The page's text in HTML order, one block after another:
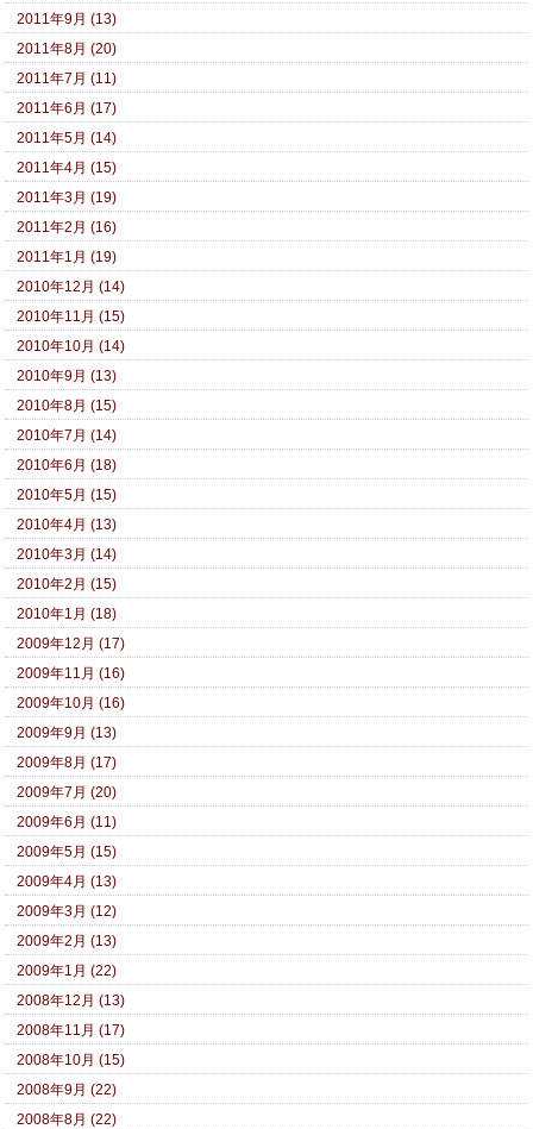
2011年9月 (13)
2011年8月 (20)
2011年7月 (11)
2011年6月 (17)
2011年5月 (14)
2011年4月 (15)
2011年3月 (19)
2011年2月 (16)
2011年1月 (19)
2010年12月 (14)
2010年11月 (15)
2010年10月 (14)
2010年9月 (13)
2010年8月 (15)
2010年7月 (14)
2010年6月 (18)
2010年5月 (15)
2010年4月 (13)
2010年3月 (14)
2010年2月 (15)
2010年1月 (18)
2009年12月 (17)
2009年11月 (16)
2009年10月 (16)
2009年9月 (13)
2009年8月 (17)
2009年7月 (20)
2009年6月 (11)
2009年5月 (15)
2009年4月 (13)
2009年3月 (12)
2009年2月 (13)
2009年1月 (22)
2008年12月 (13)
2008年11月 (17)
2008年10月 (15)
2008年9月 (22)
2008年8月 (22)